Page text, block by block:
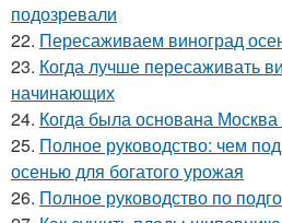
подозревали
22. Пересаживаем виноград
23. Когда лучше пересаживать
начинающих
24. Когда была основана Москва
25. Полное руководство: чем
осенью для богатого урожая
26. Полное руководство по